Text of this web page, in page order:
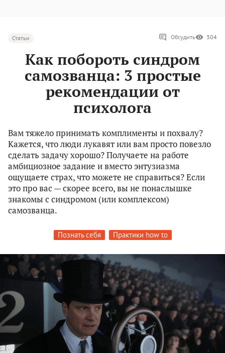
Статьи Обсудить 304
Как побороть синдром
самозванца: 3 простые
рекомендации от
психолога
Вам тяжело принимать комплименты и похвалу?
Кажется, что люди лукавят или вам просто повезло
сделать задачу хорошо? Получаете на работе
амбициозное задание и вместо энтузиазма
ощущаете страх, что можете не справиться? Если
это про вас — скорее всего, вы не понаслышке
знакомы с синдромом (или комплексом)
самозванца.
Познать себя Практики how to